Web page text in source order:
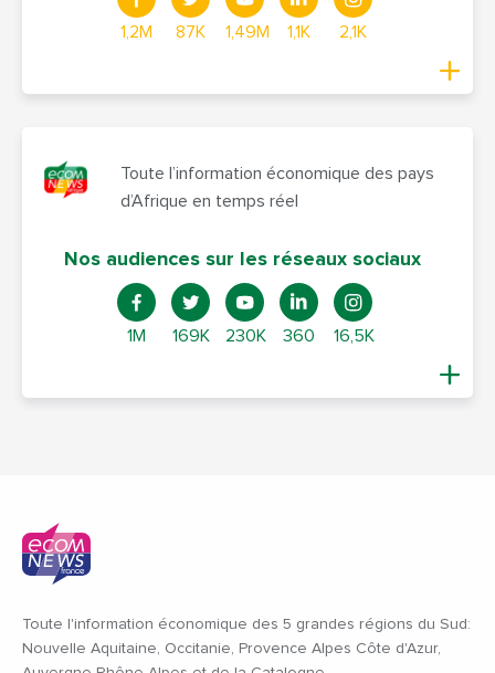
1,2M 87K 1,49M 1,1K 2,1K
Toute l’information économique des pays
d’Afrique en temps réel
Nos audiences sur les réseaux sociaux
1M 169K 230K 360 16,5K
Toute l'information économique des 5 grandes régions du Sud:
Nouvelle Aquitaine, Occitanie, Provence Alpes Côte d'Azur,